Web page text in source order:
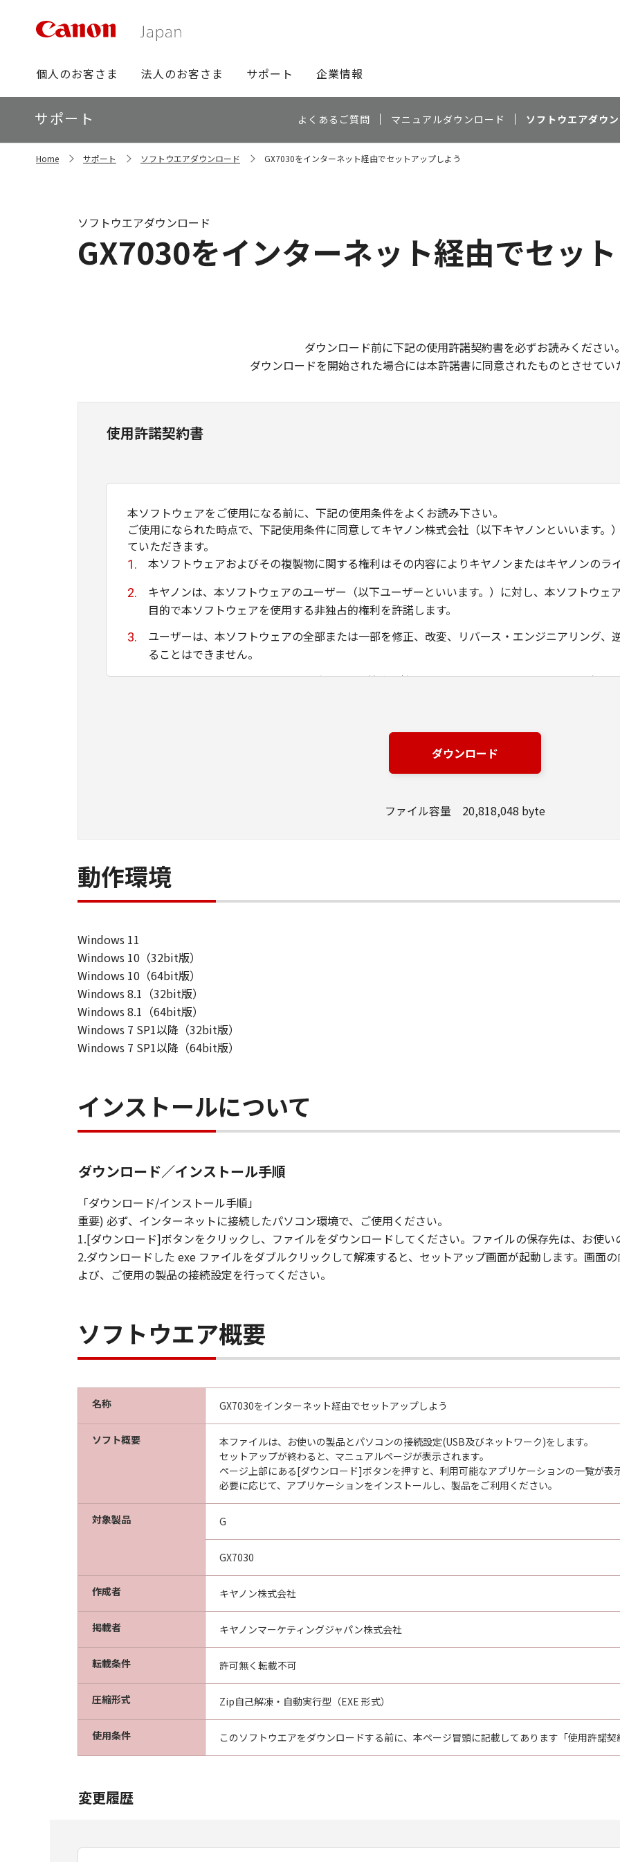
グ
ロ
ー
バ
ビ
個人のお客さま 法人のお客さま サポート 企業情報
ロ
ー
カ
ル
サポート よくあるご質問 マニュアルダウンロード ソフトウエアダウ
Home サポート ソフトウエアダウンロード GX7030をインターネット経由でセットアップしよう
GX7030をインターネット経由でセッ
ソフトウエアダウンロード
ダウンロード前に下記の使用許諾契約書を必ずお読みください。
ダウンロードを開始された場合には本許諾書に同意されたものとさせてい
使用許諾契約書
本ソフトウェアをご使用になる前に、下記の使用条件をよくお読み下さい。
ご使用になられた時点で、下記使用条件に同意してキヤノン株式会社（以下キヤノンといいます。
ていただきます。
本ソフトウェアおよびその複製物に関する権利はその内容によりキヤノンまたはキヤノンのラ
キヤノンは、本ソフトウェアのユーザー（以下ユーザーといいます。）に対し、本ソフトウェ
目的で本ソフトウェアを使用する非独占的権利を許諾します。
ユーザーは、本ソフトウェアの全部または一部を修正、改変、リバース・エンジニアリング、
ることはできません。
キヤノン、キヤノンマーケティングジャパン株式会社およびキヤノンのライセンサーは、本ソ
て生ずる直接的または間接的な損失、損害等について、いかなる場合においても一切の責任を
ダウンロード
ファイル容量 20,818,048 byte
動作環境
Windows 11
Windows 10（32bit版）
Windows 10（64bit版）
Windows 8.1（32bit版）
Windows 8.1（64bit版）
Windows 7 SP1以降（32bit版）
Windows 7 SP1以降（64bit版）
インストールについて
ダウンロード／インストール手順
「ダウンロード/インストール手順」
重要) 必ず、インターネットに接続したパソコン環境で、ご使用ください。
1.[ダウンロード]ボタンをクリックし、ファイルをダウンロードしてください。ファイルの保存先は、お使い
2.ダウンロードした exe ファイルをダブルクリックして解凍すると、セットアップ画面が起動します。画面
よび、ご使用の製品の接続設定を行ってください。
ソフトウエア概要
名称 GX7030をインターネット経由でセットアップしよう
ソフト概要
本ファイルは、お使いの製品とパソコンの接続設定(USB及びネットワーク)をします。
セットアップが終わると、マニュアルページが表示されます。
ページ上部にある[ダウンロード]ボタンを押すと、利用可能なアプリケーションの一覧が表
必要に応じて、アプリケーションをインストールし、製品をご利用ください。
対象製品 G
GX7030
作成者 キヤノン株式会社
掲載者 キヤノンマーケティングジャパン株式会社
転載条件 許可無く転載不可
圧縮形式 Zip自己解凍・自動実行型（EXE 形式）
使用条件 このソフトウエアをダウンロードする前に、本ページ冒頭に記載してあります「使用許諾契
変更履歴